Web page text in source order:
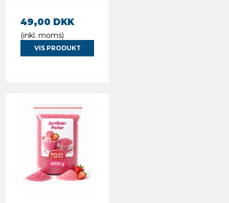
49,00 DKK
(inkl. moms)
VIS PRODUKT